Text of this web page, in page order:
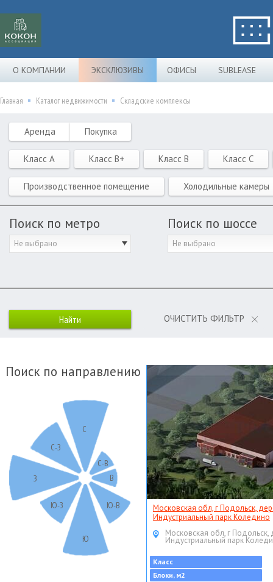
О КОМПАНИИ ЭКСКЛЮЗИВЫ ОФИСЫ SUBLEASE
Главная Каталог недвижимости Складские комплексы
Аренда Покупка
Класс A Класс B+ Класс B Класс C
Производственное помещение Холодильные камеры
Поиск по метро
Не выбрано
Поиск по шоссе
Не выбрано
ОЧИСТИТЬ ФИЛЬТР
Поиск по направлению
С
С-В
В
Ю-В
Ю
Ю-З
З
С-З
Московская обл, г Подольск,
Индустриальный парк Коледино
Московская обл, г
Индустриальный парк
Класс
Блоки, м2